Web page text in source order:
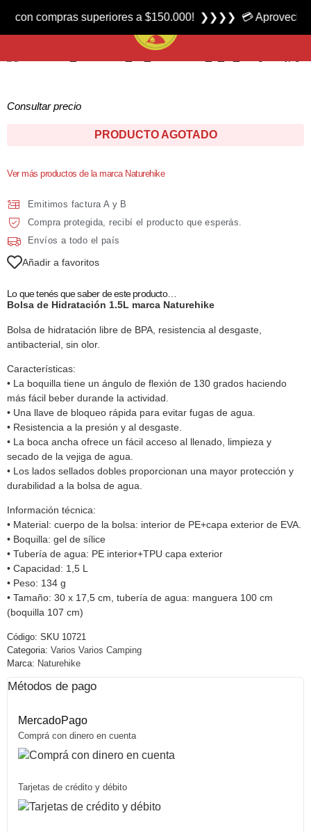
Producto nuevo
Bolsa de Hidratación 1.5L marca Naturehike
Consultar precio
PRODUCTO AGOTADO
Ver más productos de la marca Naturehike
Emitimos factura A y B
Compra protegida, recibí el producto que esperás.
Envíos a todo el país
Añadir a favoritos
Lo que tenés que saber de este producto…
Bolsa de Hidratación 1.5L marca Naturehike
Bolsa de hidratación libre de BPA, resistencia al desgaste,
antibacterial, sin olor.
Características:
• La boquilla tiene un ángulo de flexión de 130 grados haciendo
más fácil beber durande la actividad.
• Una llave de bloqueo rápida para evitar fugas de agua.
• Resistencia a la presión y al desgaste.
• La boca ancha ofrece un fácil acceso al llenado, limpieza y
secado de la vejiga de agua.
• Los lados sellados dobles proporcionan una mayor protección y
durabilidad a la bolsa de agua.
Información técnica:
• Material: cuerpo de la bolsa: interior de PE+capa exterior de EVA.
• Boquilla: gel de sílice
• Tubería de agua: PE interior+TPU capa exterior
• Capacidad: 1,5 L
• Peso: 134 g
• Tamaño: 30 x 17,5 cm, tubería de agua: manguera 100 cm
(boquilla 107 cm)
Código: SKU 10721
Categoria: Varios Varios Camping
Marca: Naturehike
Métodos de pago
MercadoPago
Comprá con dinero en cuenta
Tarjetas de crédito y débito
superiores a $150.000! ❯❯❯❯ 💳 Aprovecha las 3